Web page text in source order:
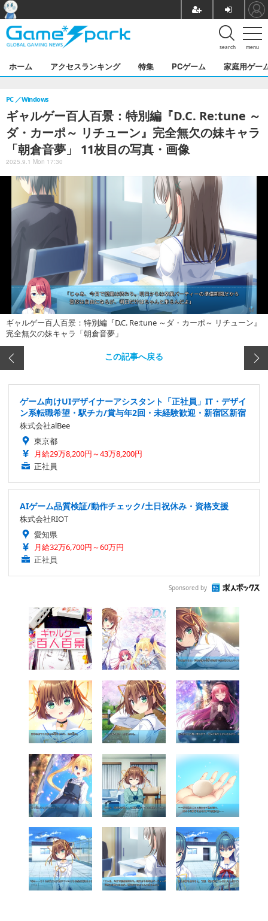
menu
search
ホーム アクセスランキング 特集 PCゲーム 家庭用ゲー
ギャルゲー百人百景：特別編『D.C. Re:tune ～
ダ・カーポ～ リチューン』完全無欠の妹キャラ
「朝倉音夢」 11枚目の写真・画像
PC Windows
2025.9.1 Mon 17:30
ギャルゲー百人百景：特別編『D.C. Re:tune ～ダ・カーポ～ リチューン』
完全無欠の妹キャラ「朝倉音夢」
この記事へ戻る
ゲーム向けUIデザイナーアシスタント「正社員」IT・デザイ
ン系転職希望・駅チカ/賞与年2回・未経験歓迎・新宿区新宿
株式会社alBee
東京都
月給29万8,200円～43万8,200円
正社員
AIゲーム品質検証/動作チェック/土日祝休み・資格支援
株式会社RIOT
愛知県
月給32万6,700円～60万円
正社員
Sponsored by